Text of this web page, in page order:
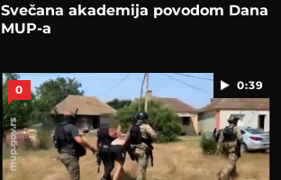
Svečana akademija povodom Dana
MUP-a
0:39
0